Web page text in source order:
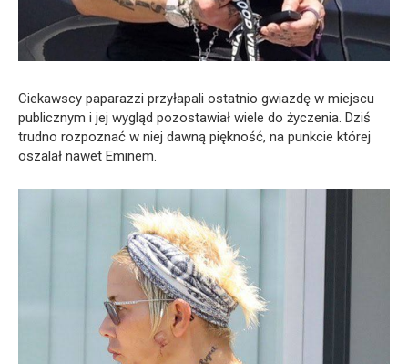
Ciekawscy paparazzi przyłapali ostatnio gwiazdę w miejscu
publicznym i jej wygląd pozostawiał wiele do życzenia. Dziś
trudno rozpoznać w niej dawną piękność, na punkcie której
oszalał nawet Eminem.